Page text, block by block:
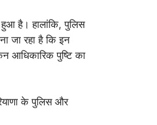
है। हालांकि, पुलिस
जा रहा है कि इन
आधिकारिक पुष्टि का
के पुलिस और